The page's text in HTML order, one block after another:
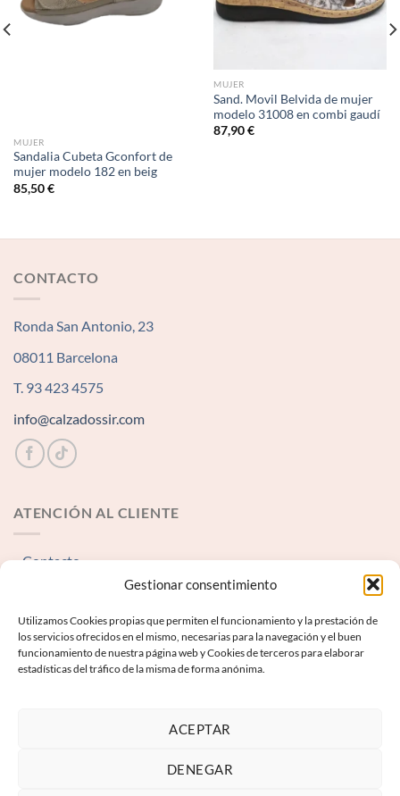
Gestionar consentimiento
Utilizamos Cookies propias que permiten el funcionamiento y la prestación de
los servicios ofrecidos en el mismo, necesarias para la navegación y el buen
funcionamiento de nuestra página web y Cookies de terceros para elaborar
estadísticas del tráfico de la misma de forma anónima.
ACEPTAR
DENEGAR
MUJER
Sandalia Cubeta Gconfort de
mujer modelo 182 en beig
85,50€
MUJER
Sand. Movil Belvida de mujer
modelo 31008 en combi gaudí
87,90€
CONTACTO
Ronda San Antonio, 23
08011 Barcelona
T. 93 423 4575
info@calzadossir.com
ATENCIÓN AL CLIENTE
Contacto
INFORMACIÓN LEGAL
Aviso Legal